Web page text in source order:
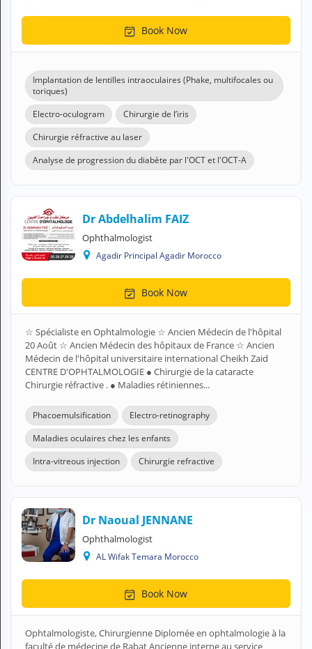
Book Now
Implantation de lentilles intraoculaires (Phake, multifocales ou
toriques)
Electro-oculogram
Chirurgie de l’iris
Chirurgie réfractive au laser
Analyse de progression du diabète par l'OCT et l'OCT-A
Dr Abdelhalim FAIZ
Ophthalmologist
Agadir Principal Agadir Morocco
Book Now
☆ Spécialiste en Ophtalmologie ☆ Ancien Médecin de l'hôpital
20 Août ☆ Ancien Médecin des hôpitaux de France ☆ Ancien
Médecin de l'hôpital universitaire international Cheikh Zaid
CENTRE D'OPHTALMOLOGIE ● Chirurgie de la cataracte
Chirurgie réfractive . ● Maladies rétiniennes...
Phacoemulsification
Electro-retinography
Maladies oculaires chez les enfants
Intra-vitreous injection
Chirurgie refractive
Dr Naoual JENNANE
Ophthalmologist
AL Wifak Temara Morocco
Book Now
Ophtalmologiste, Chirurgienne Diplomée en ophtalmologie à la
faculté de médecine de Rabat Ancienne interne au service